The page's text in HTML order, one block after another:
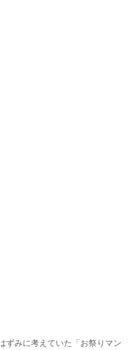
ずみに考えていた「お祭りマン